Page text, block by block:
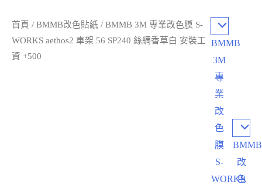
BMMB
3M
專
業
改
色
膜
S-
WORKS
BMMB
改
色
首頁 / BMMB改色貼紙 / BMMB 3M 專業改色膜 S-
WORKS aethos2 車架 56 SP240 絲綢香草白 安裝工
資 +500